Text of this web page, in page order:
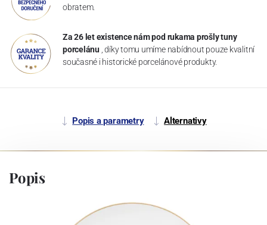
obratem.
Za 26 let existence nám pod rukama prošly tuny
porcelánu , díky tomu umíme nabídnout pouze kvalitní
současné i historické porcelánové produkty.
Popis a parametry Alternativy
Popis